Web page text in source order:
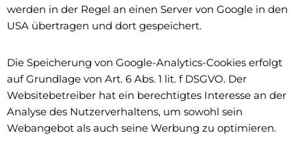
werden in der Regel an einen Server von Google in den
USA übertragen und dort gespeichert.
Die Speicherung von Google-Analytics-Cookies erfolgt
auf Grundlage von Art. 6 Abs. 1 lit. f DSGVO. Der
Websitebetreiber hat ein berechtigtes Interesse an der
Analyse des Nutzerverhaltens, um sowohl sein
Webangebot als auch seine Werbung zu optimieren.